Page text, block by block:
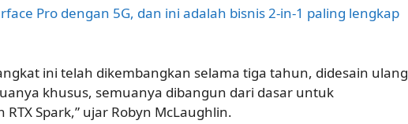
Pro dengan 5G, dan ini adalah bisnis 2-in-1 paling lengkap
ini telah dikembangkan selama tiga tahun, didesain ulang
khusus, semuanya dibangun dari dasar untuk
Spark,” ujar Robyn McLaughlin.